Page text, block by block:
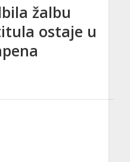
žalbu
ostaje u